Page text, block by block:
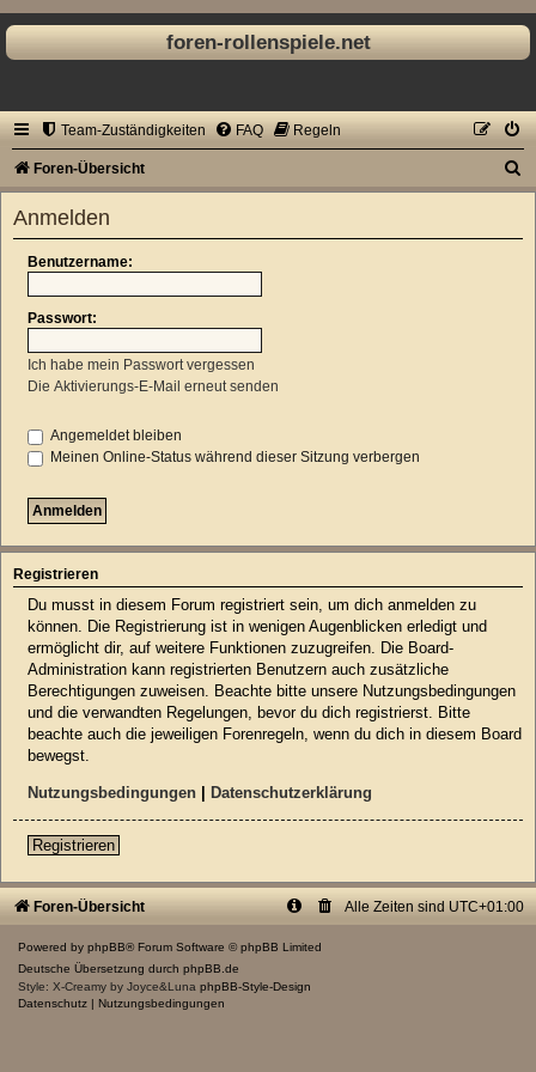
foren-rollenspiele.net
Team-Zuständigkeiten FAQ Regeln
Foren-Übersicht
Anmelden
Benutzername:
Passwort:
Ich habe mein Passwort vergessen
Die Aktivierungs-E-Mail erneut senden
Angemeldet bleiben
Meinen Online-Status während dieser Sitzung verbergen
Registrieren
Du musst in diesem Forum registriert sein, um dich anmelden zu
können. Die Registrierung ist in wenigen Augenblicken erledigt und
ermöglicht dir, auf weitere Funktionen zuzugreifen. Die Board-
Administration kann registrierten Benutzern auch zusätzliche
Berechtigungen zuweisen. Beachte bitte unsere Nutzungsbedingungen
und die verwandten Regelungen, bevor du dich registrierst. Bitte
beachte auch die jeweiligen Forenregeln, wenn du dich in diesem Board
bewegst.
Nutzungsbedingungen Datenschutzerklärung
Registrieren
Foren-Übersicht Alle Zeiten sind UTC+01:00
Powered by phpBB® Forum Software © phpBB Limited
Deutsche Übersetzung durch phpBB.de
Style: X-Creamy by Joyce&Luna phpBB-Style-Design
Datenschutz
Nutzungsbedingungen